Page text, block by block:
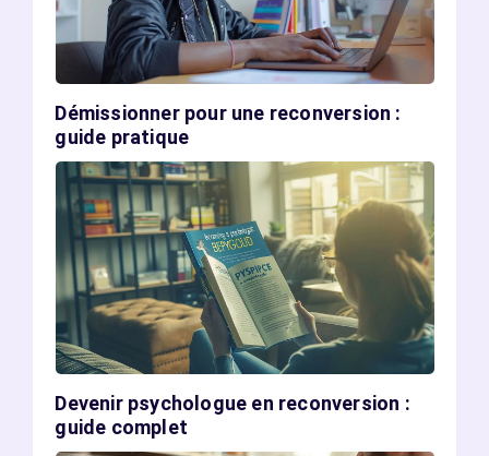
Démissionner pour une reconversion :
guide pratique
Devenir psychologue en reconversion :
guide complet